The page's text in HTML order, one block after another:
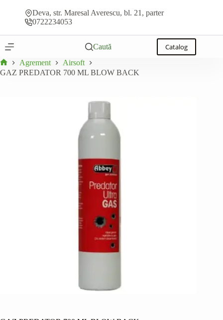
În stoc
Deva, str. Maresal Averescu, bl. 21, parter
0722234053
Caută Catalog
Prima
Agrement
Airsoft
GAZ PREDATOR 700 ML BLOW BACK